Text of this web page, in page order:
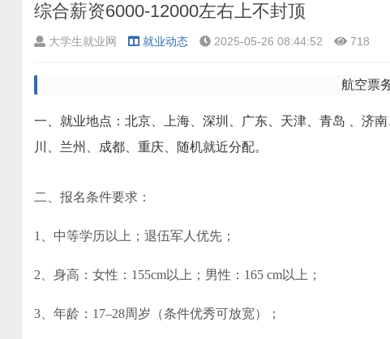
综合薪资6000-12000左右上不封顶
大学生就业网 就业动态 2025-05-26 08:44:52 718
航空票
一、就业地点：北京、上海、深圳、广东、天津、青岛 、济
川、兰州、成都、重庆、随机就近分配。
二、报名条件要求：
1、中等学历以上；退伍军人优先；
2、身高：女性：155cm以上；男性：165 cm以上；
3、年龄：17–28周岁（条件优秀可放宽）；